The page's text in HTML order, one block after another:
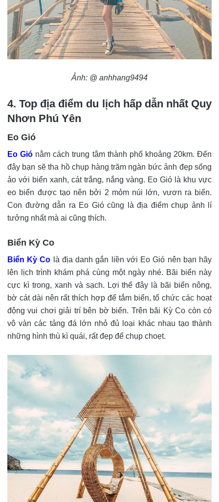
Ảnh: @ anhhang9494
4. Top địa điểm du lịch hấp dẫn nhất Quy
Nhơn Phú Yên
Eo Gió
Eo Gió nằm cách trung tâm thành phố khoảng 20km. Đến
đây bạn sẽ tha hồ chụp hàng trăm ngàn bức ảnh đẹp sống
ảo với biển xanh, cát trắng, nắng vàng. Eo Gió là khu vực
eo biển được tạo nên bởi 2 mỏm núi lớn, vươn ra biển.
Con đường dẫn ra Eo Gió cũng là địa điểm chụp ảnh lí
tưởng nhất mà ai cũng thích.
Biển Kỳ Co
Biển Kỳ Co là địa danh gắn liền với Eo Gió nên bạn hãy
lên lịch trình khám phá cùng một ngày nhé. Bãi biển này
cực kì trong, xanh và sạch. Lợi thế đây là bãi biển nông,
bờ cát dài nên rất thích hợp để tắm biển, tổ chức các hoạt
động vui chơi giải trí bên bờ biển. Trên bãi Kỳ Co còn có
vô vàn các tảng đá lớn nhỏ đủ loại khác nhau tạo thành
những hình thù kì quái, rất đẹp để chụp choẹt.